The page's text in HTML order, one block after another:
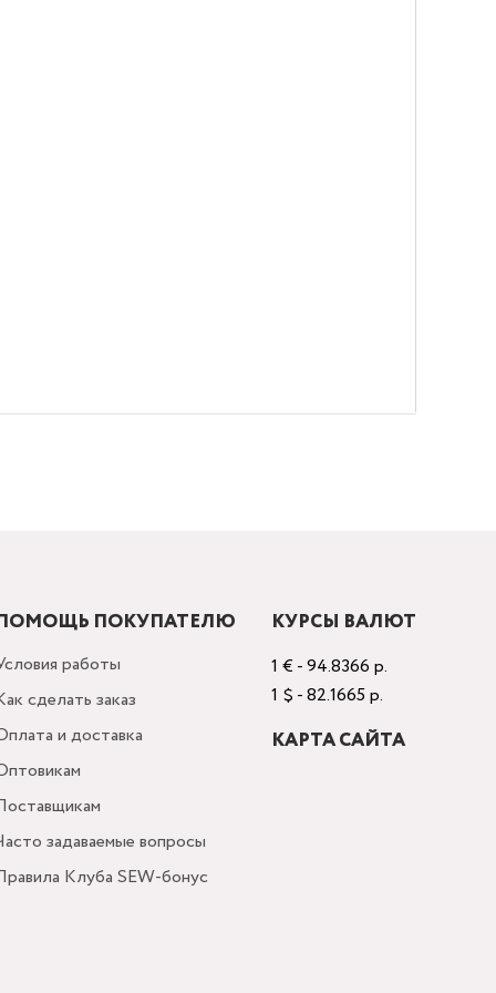
ПОКУПАТЕЛЮ
работы
сделать заказ
и доставка
задаваемые вопросы
Клуба SEW-бонус
КУРСЫ ВАЛЮТ
1 € - 94.8366 р.
1 $ - 82.1665 р.
КАРТА САЙТА